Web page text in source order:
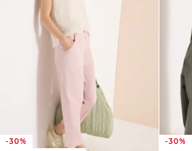
-30%
-30%